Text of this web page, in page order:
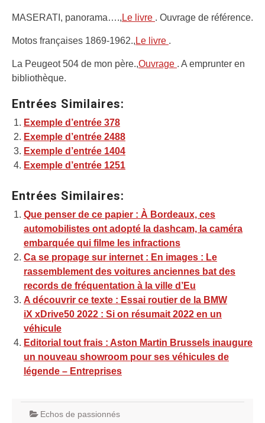
MASERATI, panorama…., Le livre . Ouvrage de référence.
Motos françaises 1869-1962., Le livre .
La Peugeot 504 de mon père.,Ouvrage . A emprunter en
bibliothèque.
Entrées Similaires:
Exemple d’entrée 378
Exemple d’entrée 2488
Exemple d’entrée 1404
Exemple d’entrée 1251
Entrées Similaires:
Que penser de ce papier : À Bordeaux, ces
automobilistes ont adopté la dashcam, la caméra
embarquée qui filme les infractions
Ca se propage sur internet : En images : Le
rassemblement des voitures anciennes bat des
records de fréquentation à la ville d’Eu
A découvrir ce texte : Essai routier de la BMW
iX xDrive50 2022 : Si on résumait 2022 en un
véhicule
Editorial tout frais : Aston Martin Brussels inaugure
un nouveau showroom pour ses véhicules de
légende – Entreprises
Echos de passionnés